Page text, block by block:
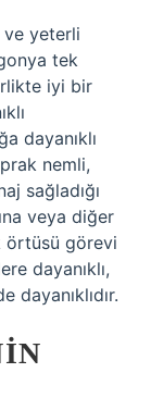
ve yeterli
tek
iyi bir
dayanıklı
nemli,
sağladığı
veya diğer
görevi
dayanıklı,
dayanıklıdır.